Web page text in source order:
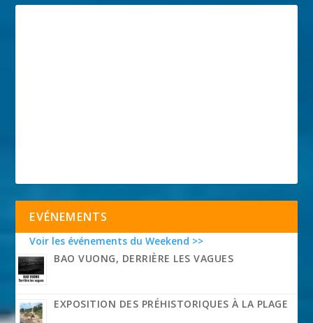
EVÉNEMENTS
Voir les événements du Weekend >>
BAO VUONG, DERRIÈRE LES VAGUES
EXPOSITION DES PRÉHISTORIQUES À LA PLAGE